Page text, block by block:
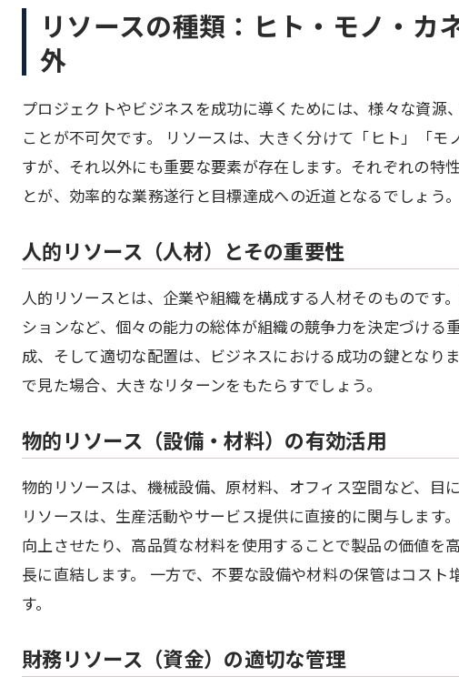
リソースの種類：ヒト・モノ・カ
外
プロジェクトやビジネスを成功に導くためには、様々な資源
ことが不可欠です。 リソースは、大きく分けて「ヒト」「
すが、それ以外にも重要な要素が存在します。それぞれの特
とが、効率的な業務遂行と目標達成への近道となるでしょう。
人的リソース（人材）とその重要性
人的リソースとは、企業や組織を構成する人材そのものです
ションなど、個々の能力の総体が組織の競争力を決定づける
成、そして適切な配置は、ビジネスにおける成功の鍵となり
で見た場合、大きなリターンをもたらすでしょう。
物的リソース（設備・材料）の有効活用
物的リソースは、機械設備、原材料、オフィス空間など、目
リソースは、生産活動やサービス提供に直接的に関与します
向上させたり、高品質な材料を使用することで製品の価値を
長に直結します。 一方で、不要な設備や材料の保管はコス
す。
財務リソース（資金）の適切な管理